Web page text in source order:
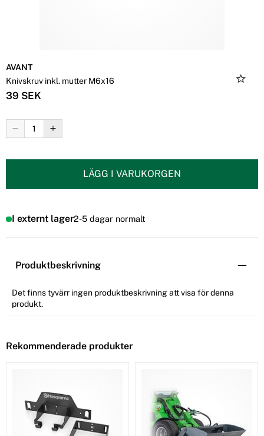
AVANT
Knivskruv inkl. mutter M6x16
39 SEK
LÄGG I VARUKORGEN
I externt lager2-5 dagar normalt
Produktbeskrivning
Det finns tyvärr ingen produktbeskrivning att visa för denna
produkt.
Rekommenderade produkter